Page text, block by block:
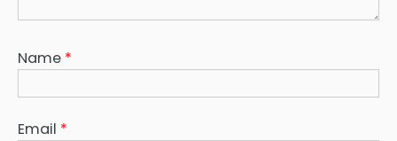
Name *
Email *